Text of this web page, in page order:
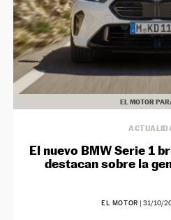
EL MOTOR
El nuevo BMW Serie 1
destacan sobre la
EL MOTOR | 31/10/